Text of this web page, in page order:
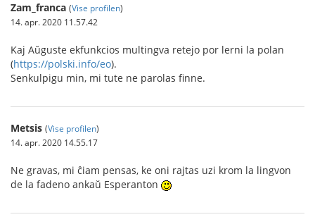
Zam_franca (Vise profilen)
14. apr. 2020 11.57.42
Kaj Aŭguste ekfunkcios multingva retejo por lerni la polan
(https://polski.info/eo).
Senkulpigu min, mi tute ne parolas finne.
Metsis (Vise profilen)
14. apr. 2020 14.55.17
Ne gravas, mi ĉiam pensas, ke oni rajtas uzi krom la lingvon
de la fadeno ankaŭ Esperanton